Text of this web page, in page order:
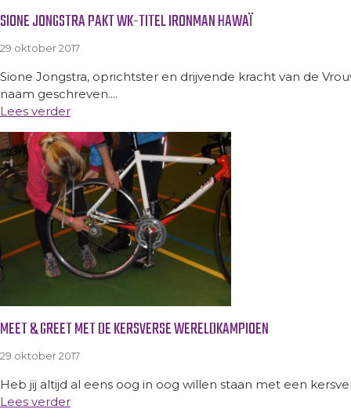
SIONE JONGSTRA PAKT WK-TITEL IRONMAN HAWAÏ
29 oktober 2017
Sione Jongstra, oprichtster en drijvende kracht van de
naam geschreven....
Lees verder
MEET & GREET MET DE KERSVERSE WERELDKAMPIOEN
29 oktober 2017
Heb jij altijd al eens oog in oog willen staan met een
Lees verder